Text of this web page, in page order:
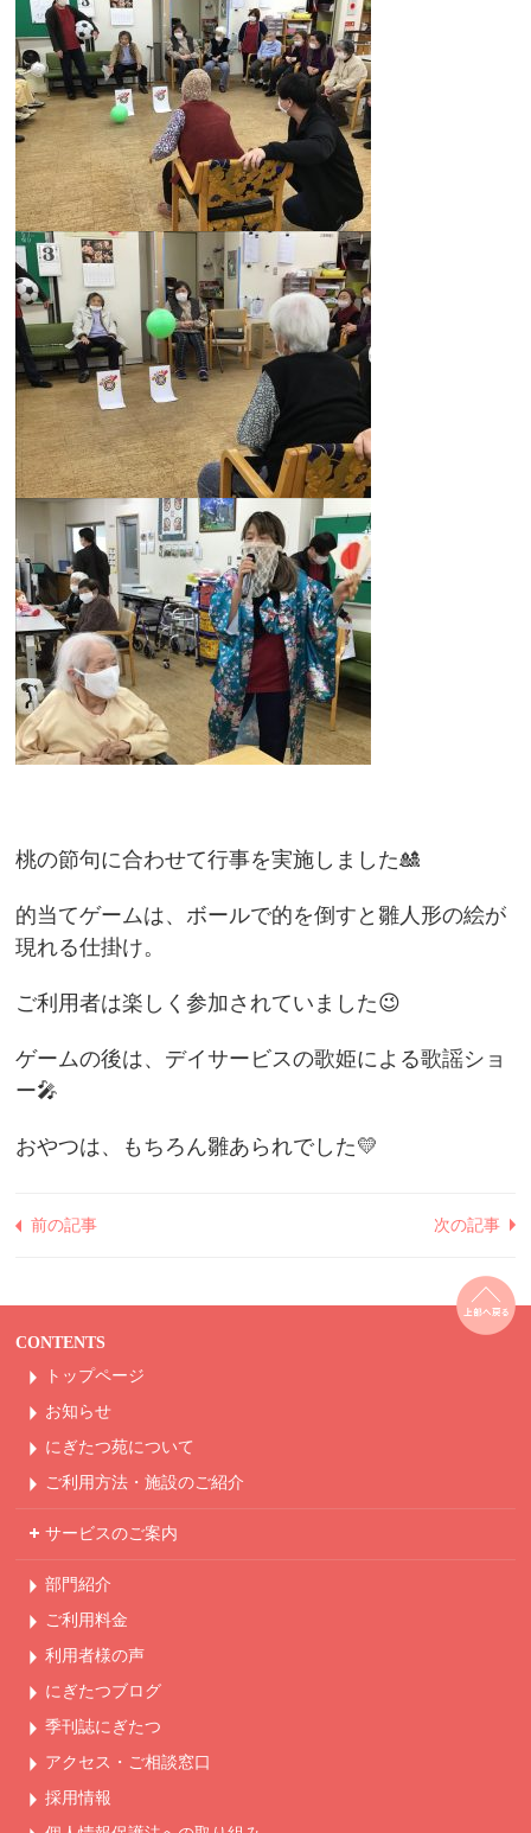
桃の節句に合わせて行事を実施しました🎎
的当てゲームは、ボールで的を倒すと雛人形の絵が
現れる仕掛け。
ご利用者は楽しく参加されていました😉
ゲームの後は、デイサービスの歌姫による歌謡ショ
ー🎤
おやつは、もちろん雛あられでした💛
前の記事 次の記事
CONTENTS
トップページ
お知らせ
にぎたつ苑について
ご利用方法・ 施設のご紹介
サービスのご案内
部門紹介
ご利用料金
利用者様の声
にぎたつブログ
季刊誌にぎたつ
アクセス・ご相談窓口
採用情報